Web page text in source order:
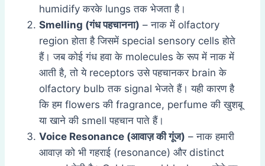
humidify करके lungs तक भेजता है।
Smelling (गंध पहचानना) – नाक में olfactory
region होता है जिसमें special sensory cells होते
हैं। जब कोई गंध हवा के molecules के रूप में नाक में
आती है, तो ये receptors उसे पहचानकर brain के
olfactory bulb तक signal भेजते हैं। यही कारण है
कि हम flowers की fragrance, perfume की खुशबू
या खाने की smell पहचान पाते हैं।
Voice Resonance (आवाज़ की गूंज) – नाक हमारी
आवाज़ को भी गहराई (resonance) और distinct